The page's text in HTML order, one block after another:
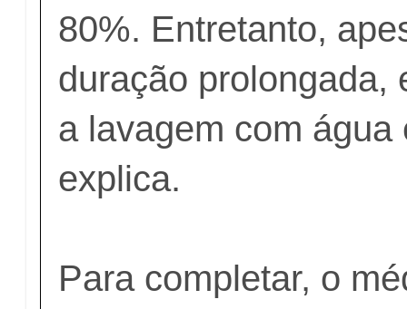
80%. Entretanto,
duração prolongada,
a lavagem com água
explica.
Para completar, o